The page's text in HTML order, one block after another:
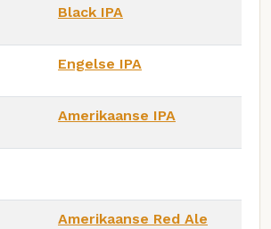
Black IPA
Engelse IPA
Amerikaanse IPA
Amerikaanse Red Ale